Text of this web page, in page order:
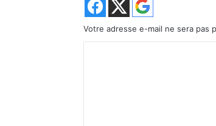
Votre adresse e-mail ne sera pas